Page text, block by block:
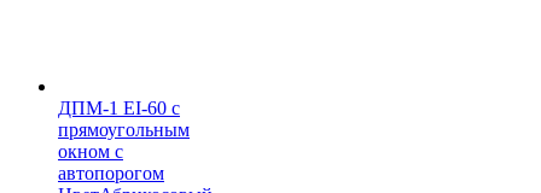
ДПМ-1 EI-60 с
прямоугольным
окном с
автопорогом